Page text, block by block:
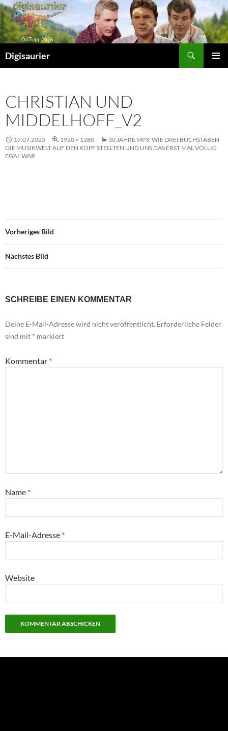
Zum
Inhalt
springen
Digisaurier
CHRISTIAN UND
MIDDELHOFF_V2
17.07.2025 1920 × 1280
30 JAHRE MP3: WIE DREI BUCHSTABEN
DIE MUSIKWELT AUF DEN KOPF STELLTEN UND UNS DAS ERST MAL VÖLLIG
EGAL WAR
Vorheriges Bild
Nächstes Bild
SCHREIBE EINEN KOMMENTAR
Deine E-Mail-Adresse wird nicht veröffentlicht. Erforderliche Felder
sind mit * markiert
Kommentar *
Name *
E-Mail-Adresse *
Website